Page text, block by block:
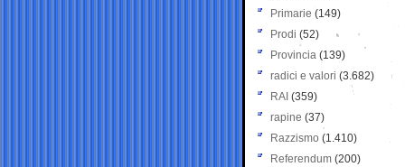
Primarie (149)
Prodi (52)
Provincia (139)
radici e valori (3.682)
RAI (359)
rapine (37)
Razzismo (1.410)
Referendum (200)